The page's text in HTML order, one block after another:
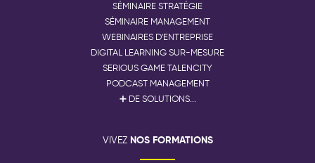
SÉMINAIRE STRATÉGIE
SÉMINAIRE MANAGEMENT
WEBINAIRES D'ENTREPRISE
DIGITAL LEARNING SUR-MESURE
SERIOUS GAME TALENCITY
PODCAST MANAGEMENT
➕ DE SOLUTIONS...
VIVEZ NOS FORMATIONS